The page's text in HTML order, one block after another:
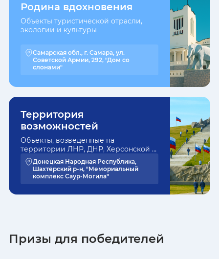
Родина вдохновения
Объекты туристической отрасли,
экологии и культуры
Самарская обл., г. Самара, ул.
Советской Армии, 292, "Дом со
слонами"
Территория
возможностей
Объекты, возведенные на
территории ЛНР, ДНР, Херсонской и
Запорожской областей
Донецкая Народная Республика,
Шахтёрский р-н, "Мемориальный
комплекс Саур-Могила"
Призы для победителей